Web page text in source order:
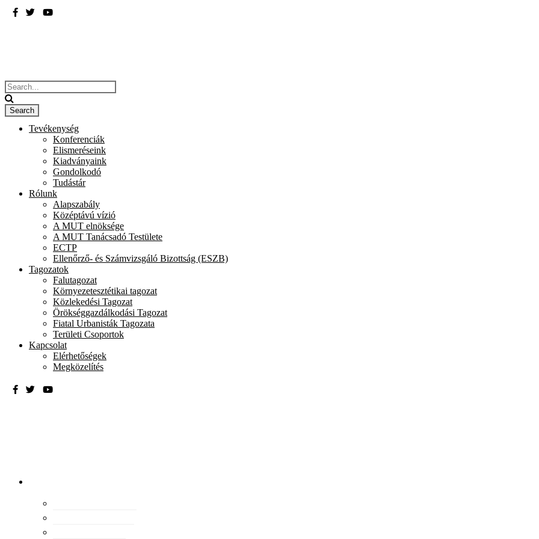
Tevékenység
Konferenciák
Elismeréseink
Kiadványaink
Gondolkodó
Tudástár
Rólunk
Alapszabály
Középtávú vízió
A MUT elnöksége
A MUT Tanácsadó Testülete
ECTP
Ellenőrző- és Számvizsgáló Bizottság (ESZB)
Tagozatok
Falutagozat
Környezetesztétikai tagozat
Közlekedési Tagozat
Örökséggazdálkodási Tagozat
Fiatal Urbanisták Tagozata
Területi Csoportok
Kapcsolat
Elérhetőségek
Megközelítés